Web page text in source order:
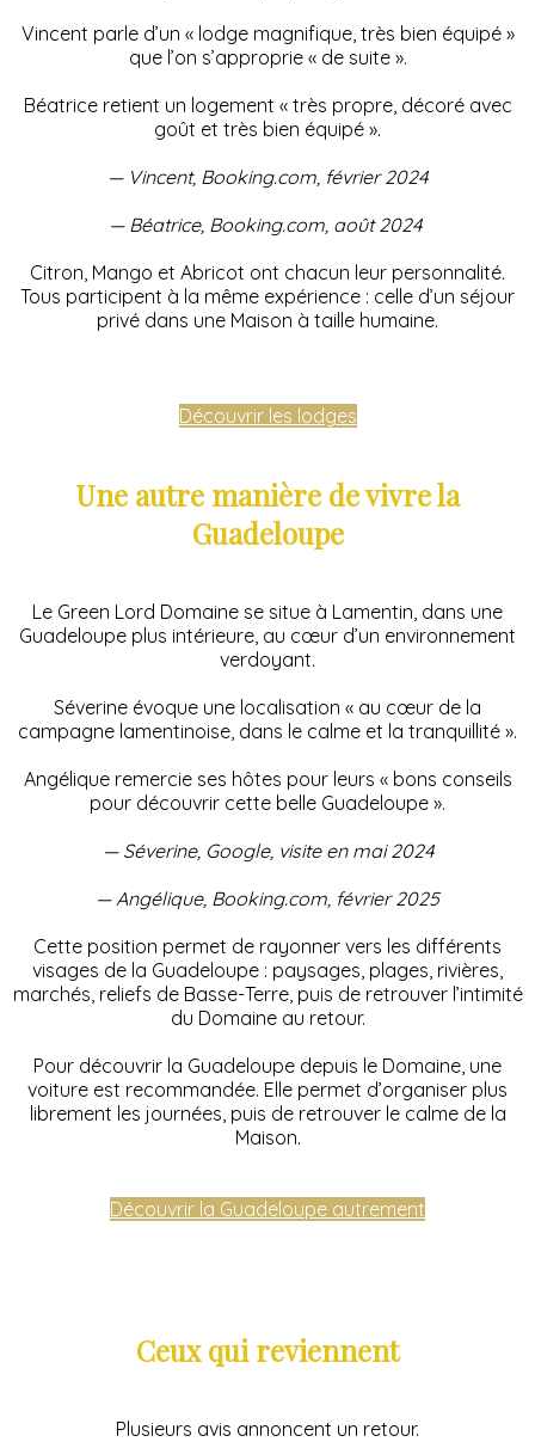
Vincent parle d’un « lodge magnifique, très bien équipé »
que l’on s’approprie « de suite ».
Béatrice retient un logement « très propre, décoré avec
goût et très bien équipé ».
— Vincent, Booking.com, février 2024
— Béatrice, Booking.com, août 2024
Citron, Mango et Abricot ont chacun leur personnalité.
Tous participent à la même expérience : celle d’un séjour
privé dans une Maison à taille humaine.
Découvrir les lodges
Une autre manière de vivre la
Guadeloupe
Le Green Lord Domaine se situe à Lamentin, dans une
Guadeloupe plus intérieure, au cœur d’un environnement
verdoyant.
Séverine évoque une localisation « au cœur de la
campagne lamentinoise, dans le calme et la tranquillité ».
Angélique remercie ses hôtes pour leurs « bons conseils
pour découvrir cette belle Guadeloupe ».
— Séverine, Google, visite en mai 2024
— Angélique, Booking.com, février 2025
Cette position permet de rayonner vers les différents
visages de la Guadeloupe : paysages, plages, rivières,
marchés, reliefs de Basse-Terre, puis de retrouver l’intimité
du Domaine au retour.
Pour découvrir la Guadeloupe depuis le Domaine, une
voiture est recommandée. Elle permet d’organiser plus
librement les journées, puis de retrouver le calme de la
Maison.
Découvrir la Guadeloupe autrement
Ceux qui reviennent
Plusieurs avis annoncent un retour.